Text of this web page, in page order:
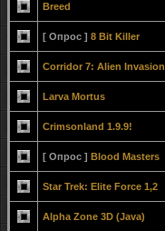
Breed
[ Опрос ] 8 Bit Killer
Corridor 7: Alien Invasion
Larva Mortus
Crimsonland 1.9.9!
[ Опрос ] Blood Masters
Star Trek: Elite Force 1,2
Alpha Zone 3D (Java)